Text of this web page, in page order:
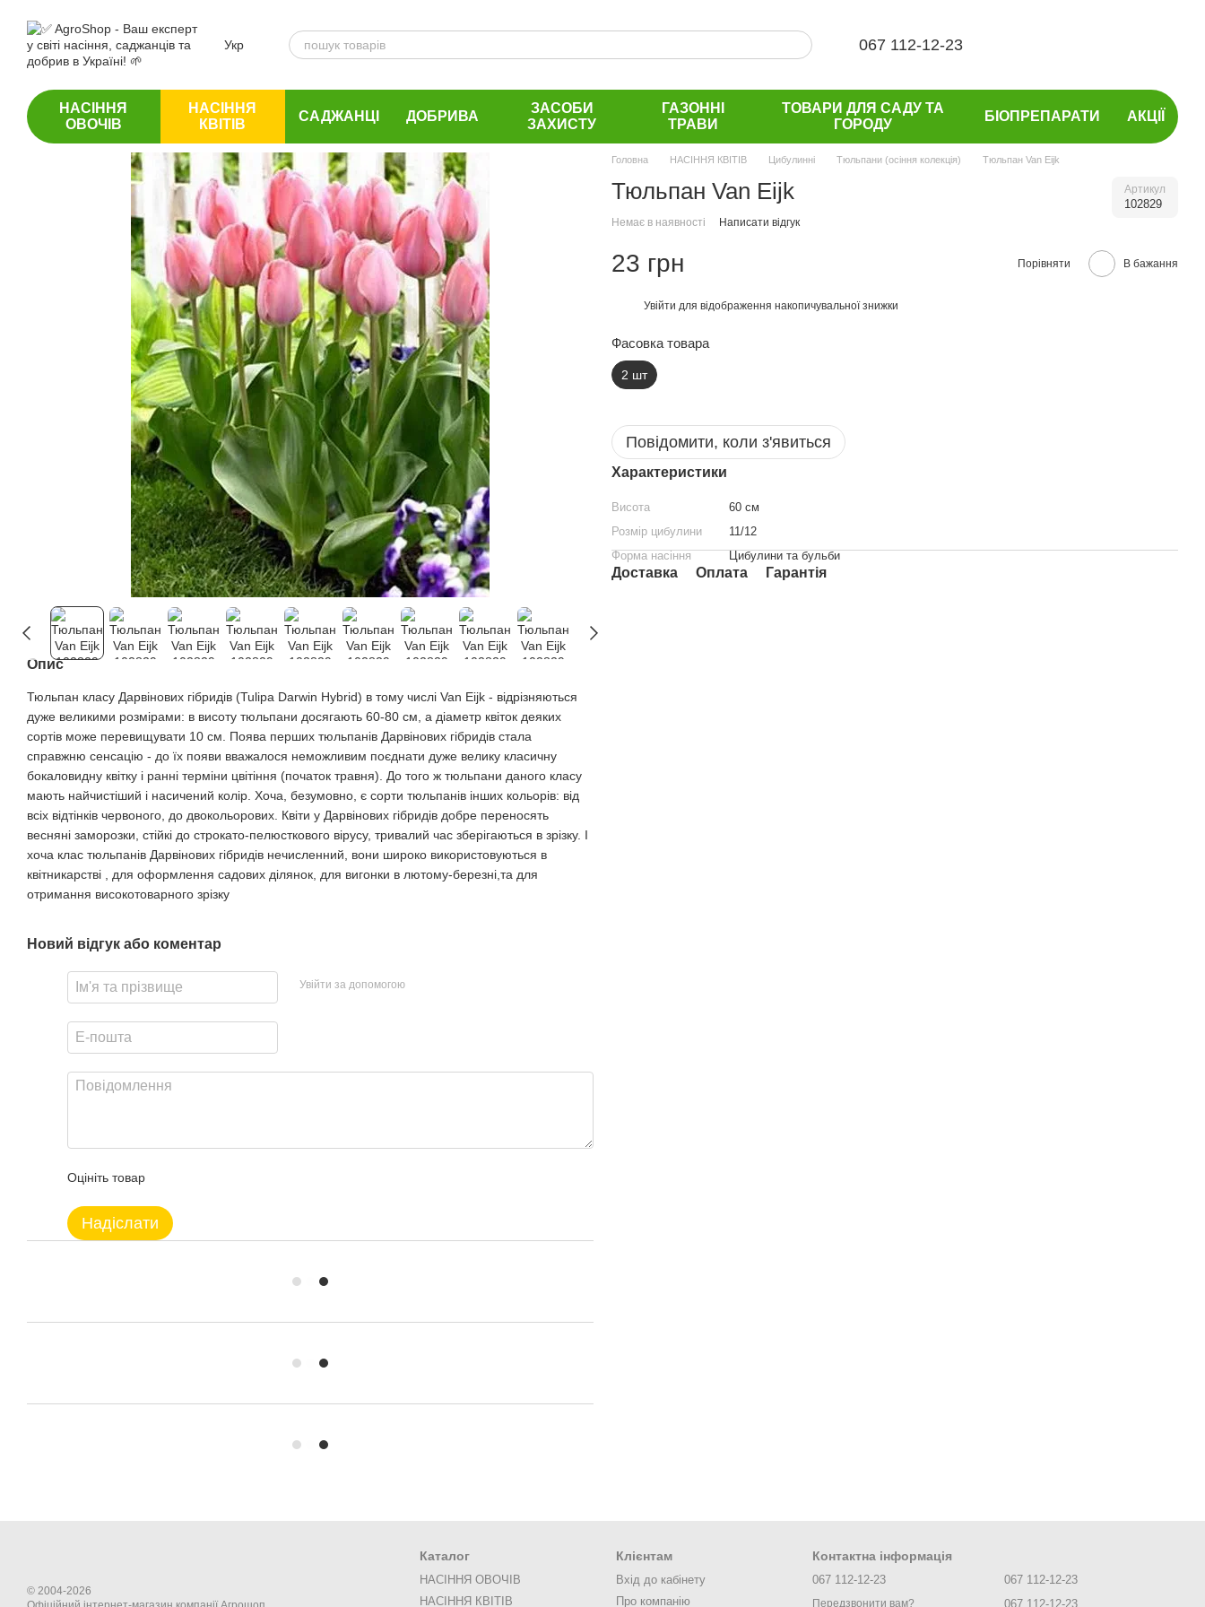
Укр 067 112-12-23
НАСІННЯ
ОВОЧІВ
НАСІННЯ
КВІТІВ
САДЖАНЦІ ДОБРИВА
ЗАСОБИ
ЗАХИСТУ
ГАЗОННІ
ТРАВИ
ТОВАРИ ДЛЯ САДУ ТА
ГОРОДУ
БІОПРЕПАРАТИ АКЦІЇ
Опис
Тюльпан класу Дарвінових гібридів (Tulipa Darwin Hybrid) в тому числі Van Eijk - відрізняються
дуже великими розмірами: в висоту тюльпани досягають 60-80 см, а діаметр квіток деяких
сортів може перевищувати 10 см. Поява перших тюльпанів Дарвінових гібридів стала
справжню сенсацію - до їх появи вважалося неможливим поєднати дуже велику класичну
бокаловидну квітку і ранні терміни цвітіння (початок травня). До того ж тюльпани даного класу
мають найчистіший і насичений колір. Хоча, безумовно, є сорти тюльпанів інших кольорів: від
всіх відтінків червоного, до двокольорових. Квіти у Дарвінових гібридів добре переносять
весняні заморозки, стійкі до строкато-пелюсткового вірусу, тривалий час зберігаються в зрізку. І
хоча клас тюльпанів Дарвінових гібридів нечисленний, вони широко використовуються в
квітникарстві , для оформлення садових ділянок, для вигонки в лютому-березні,та для
отримання високотоварного зрізку
Новий відгук або коментар
Увійти за допомогою
Оцініть товар
Надіслати
Головна НАСІННЯ КВІТІВ Цибулинні Тюльпани (осіння колекція) Тюльпан Van Eijk
Тюльпан Van Eijk Артикул
102829
Немає в наявності Написати відгук
23 грн Порівняти В бажання
Увійти для відображення накопичувальної знижки
Фасовка товара
2 шт
Повідомити, коли з'явиться
Характеристики
Висота
60 см
Розмір цибулини
11/12
Форма насіння
Цибулини та бульби
Доставка Оплата Гарантія
© 2004-2026
Каталог
НАСІННЯ ОВОЧІВ
НАСІННЯ КВІТІВ
Клієнтам
Вхід до кабінету
Про компанію
Контактна інформація
067 112-12-23
Передзвонити вам?
067 112-12-23
067 112-12-23